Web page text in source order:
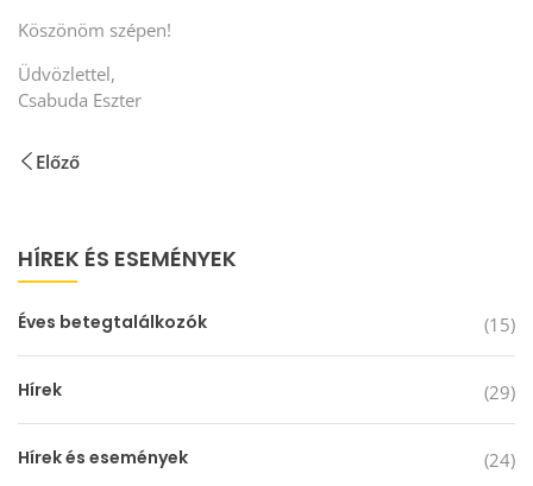
Köszönöm szépen!
Üdvözlettel,
Csabuda Eszter
Előző
HÍREK ÉS ESEMÉNYEK
Éves betegtalálkozók (15)
Hírek (29)
Hírek és események (24)